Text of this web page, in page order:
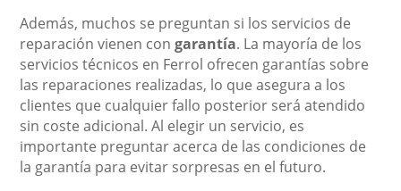
Además, muchos se preguntan si los servicios de
reparación vienen congarantía. La mayoría de los
servicios técnicos en Ferrol ofrecen garantías sobre
las reparaciones realizadas, lo que asegura a los
clientes que cualquier fallo posterior será atendido
sin coste adicional. Al elegir un servicio, es
importante preguntar acerca de las condiciones de
la garantía para evitar sorpresas en el futuro.